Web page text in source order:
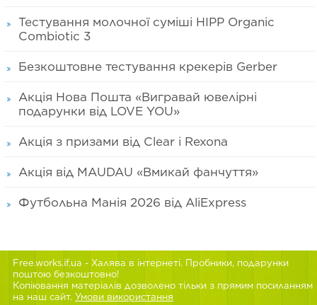
Тестування молочної суміші HIPP Organic
Combiotic 3
Безкоштовне тестування крекерів Gerber
Акція Нова Пошта «Вигравай ювелірні
подарунки від LOVE YOU»
Акція з призами від Clear і Rexona
Акція від MAUDAU «Вмикай фанчуття»
Футбольна Манія 2026 від AliExpress
Free.works.if.ua - Халява в інтернеті. Пробники, подарунки
поштою безкоштовно!
Копіювання матеріалів дозволено тільки з прямим посиланням
на наш сайт. Умови використання